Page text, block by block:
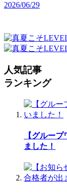
2026/06/29
人気記事
ランキング
【グルー
ました！